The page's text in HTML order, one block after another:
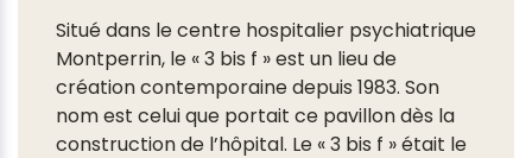
Situé dans le centre hospitalier psychiatrique
Montperrin, le « 3 bis f » est un lieu de
création contemporaine depuis 1983. Son
nom est celui que portait ce pavillon dès la
construction de l’hôpital. Le « 3 bis f » était le